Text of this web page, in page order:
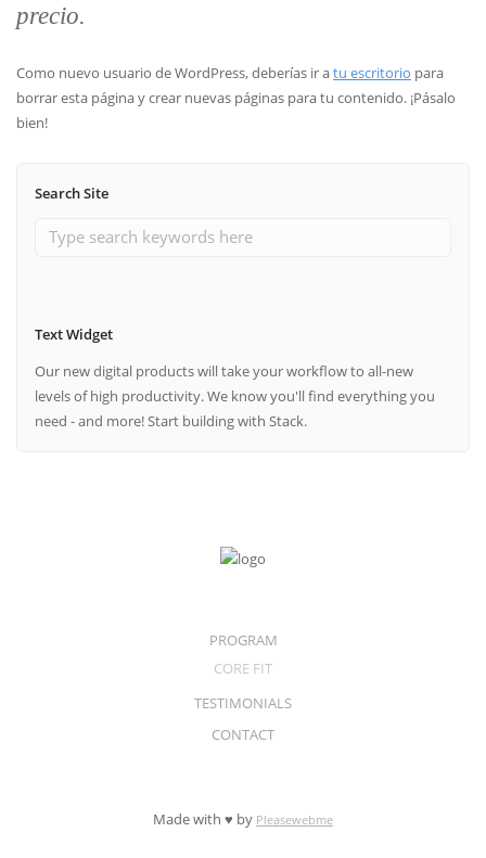
precio.
Como nuevo usuario de WordPress, deberías ir atu escritorio para
borrar esta página y crear nuevas páginas para tu contenido. ¡Pásalo
bien!
Search Site
Text Widget
Our new digital products will take your workflow to all-new
levels of high productivity. We know you'll find everything you
need - and more! Start building with Stack.
PROGRAM
CORE FIT
TESTIMONIALS
CONTACT
Made with ♥ by Pleasewebme